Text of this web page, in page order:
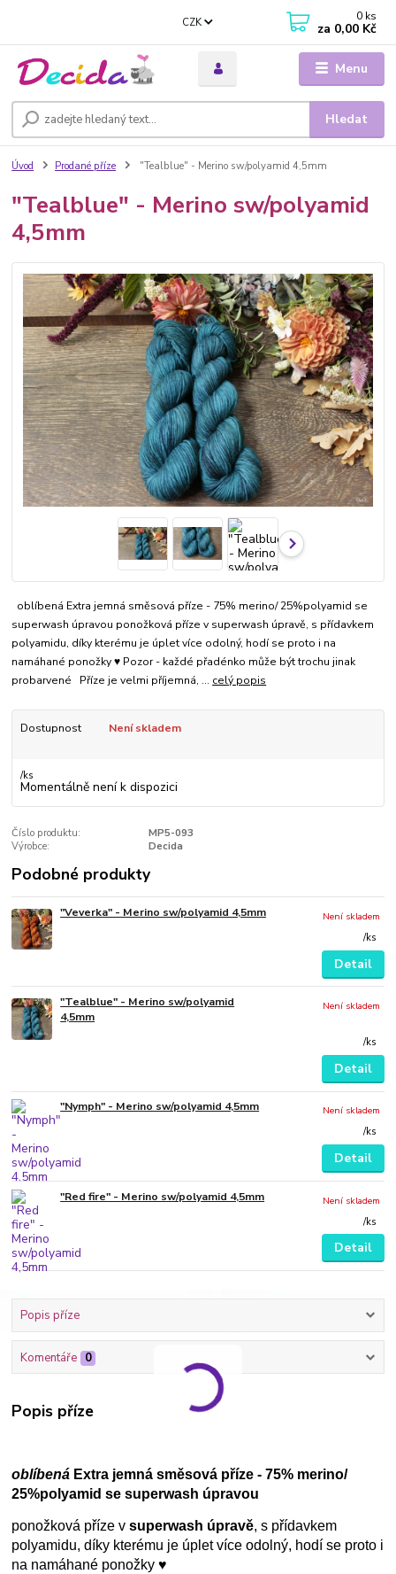
Menu
CZK
Hledat
0 ks
za 0,00 Kč
Úvod Prodané příze "Tealblue" - Merino sw/polyamid 4,5mm
"Tealblue" - Merino sw/polyamid
4,5mm
oblíbená Extra jemná směsová příze - 75% merino/ 25%polyamid se
superwash úpravou ponožková příze v superwash úpravě, s přídavkem
polyamidu, díky kterému je úplet více odolný, hodí se proto i na
namáhané ponožky ♥ Pozor - každé přadénko může být trochu jinak
probarvené Příze je velmi příjemná, ... celý popis
Dostupnost Není skladem
/ks
Momentálně není k dispozici
Číslo produktu:
MP5-093
Výrobce:
Decida
Podobné produkty
"Veverka" - Merino sw/polyamid 4,5mm
/ks
Není skladem
Detail
"Tealblue" - Merino sw/polyamid
4,5mm
/ks
Není skladem
Detail
"Nymph" - Merino sw/polyamid 4,5mm
/ks
Není skladem
Detail
"Red fire" - Merino sw/polyamid 4,5mm
/ks
Není skladem
Detail
Popis příze
Komentáře 0
Popis příze
oblíbená Extra jemná směsová příze - 75% merino/
25%polyamid se superwash úpravou
ponožková příze vsuperwash úpravě, s přídavkem
polyamidu, díky kterému je úplet více odolný, hodí se proto i
na namáhané ponožky ♥